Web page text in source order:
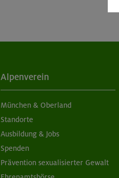
Alpenverein
München & Oberland
Standorte
Ausbildung & Jobs
Spenden
Prävention sexualisierter Gewalt